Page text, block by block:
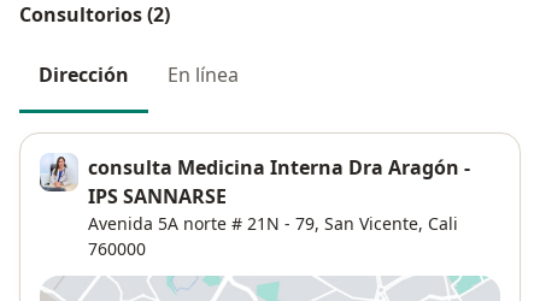
Consultorios (2)
Dirección En línea
consulta Medicina Interna Dra Aragón -
IPS SANNARSE
Avenida 5A norte # 21N - 79, San Vicente, Cali
760000